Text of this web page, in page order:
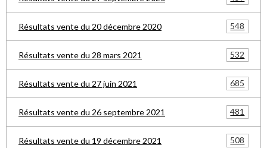
Résultats vente du 20 décembre 2020 548
Résultats vente du 28 mars 2021 532
Résultats vente du 27 juin 2021 685
Résultats vente du 26 septembre 2021 481
Résultats vente du 19 décembre 2021 508